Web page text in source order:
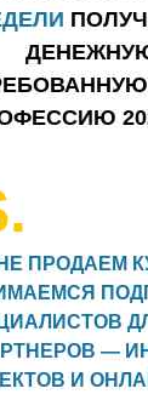
ПРОДАЕМ
—
И